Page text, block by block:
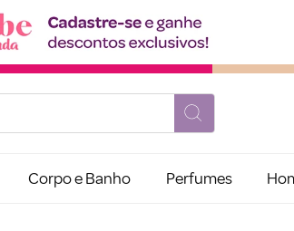
Corpo e Banho Perfumes